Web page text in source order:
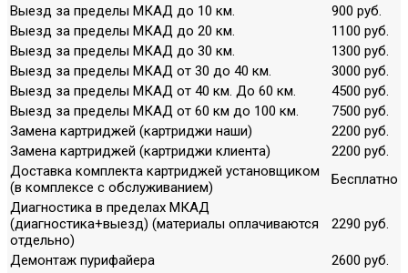
Выезд за пределы МКАД до 10 км.
900 руб.
Выезд за пределы МКАД до 20 км.
1100 руб.
Выезд за пределы МКАД до 30 км.
1300 руб.
Выезд за пределы МКАД от 30 до 40 км.
3000 руб.
Выезд за пределы МКАД от 40 км. До 60 км.
4500 руб.
Выезд за пределы МКАД от 60 км до 100 км.
7500 руб.
Замена картриджей (картриджи наши)
2200 руб.
Замена картриджей (картриджи клиента)
2200 руб.
Доставка комплекта картриджей установщиком
(в комплексе с обслуживанием)
Бесплатно
Диагностика в пределах МКАД
(диагностика+выезд) (материалы оплачиваются
отдельно)
2290 руб.
Демонтаж пурифайера
2600 руб.